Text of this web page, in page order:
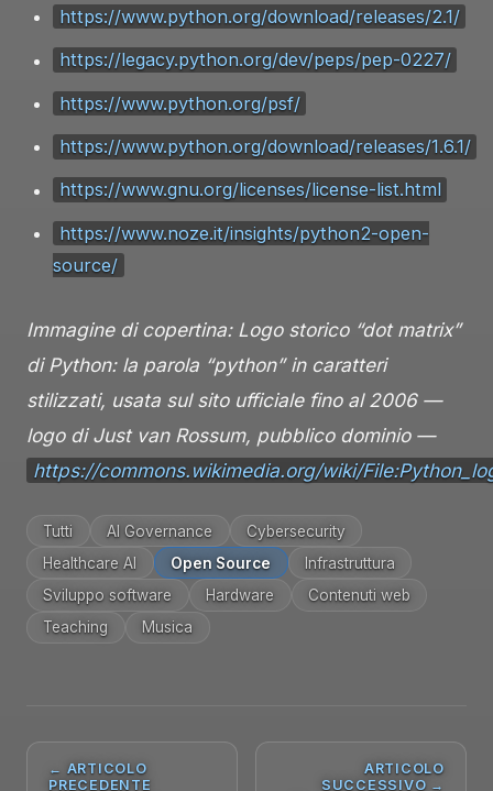
https://www.python.org/download/releases/2.1/
https://legacy.python.org/dev/peps/pep-0227/
https://www.python.org/psf/
https://www.python.org/download/releases/1.6.1/
https://www.gnu.org/licenses/license-list.html
https://www.noze.it/insights/python2-open-
source/
Immagine di copertina: Logo storico “dot matrix”
di Python: la parola “python” in caratteri
stilizzati, usata sul sito ufficiale fino al 2006 —
logo di Just van Rossum, pubblico dominio —
https://commons.wikimedia.org/wiki/
Tutti AI Governance
Cybersecurity
Healthcare AI
Open Source
Infrastruttura
Sviluppo software
Hardware
Contenuti web
Teaching
Musica
← ARTICOLO
PRECEDENTE
ARTICOLO
SUCCESSIVO →